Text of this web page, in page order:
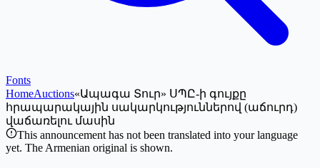
Fonts
HomeAuctions«Ապագա Տուր» ՍՊԸ-ի գույքը
հրապարակային սակարկություններով (աճուրդ)
վաճառելու մասին
This announcement has not been translated into your language
yet. The Armenian original is shown.